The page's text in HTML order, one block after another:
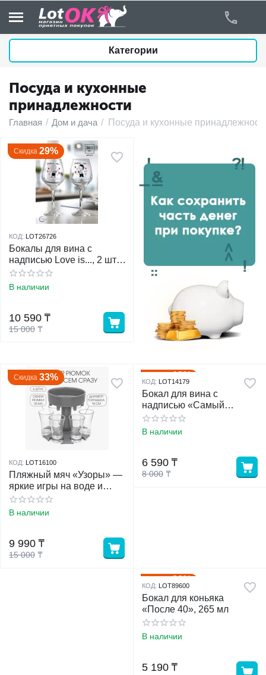
Категории
Посуда и кухонные
принадлежности
Главная / Дом и дача / Посуда и кухонные
Скидка 29%
КОД: LOT26726
Бокалы для вина с
надписью Love is..., 2 шт.
по 360 мл, 18+
В наличии
15 000 ₸
10 590 ₸
Скидка 33%
КОД: LOT16100
Пляжный мяч «Узоры» —
яркие игры на воде и
суше
В наличии
15 000 ₸
9 990 ₸
18%
КОД: LOT14179
Бокал для вина с
надписью «Самый
лучший руководитель»,
360 мл
В наличии
8 000 ₸
6 590 ₸
26%
КОД: LOT89600
Бокал для коньяка
«После 40», 265 мл
В наличии
5 190 ₸